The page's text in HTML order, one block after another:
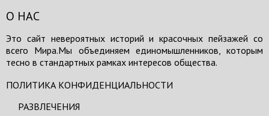
О НАС
Это сайт невероятных историй и красочных пейзажей со
всего Мира.Мы объединяем единомышленников, которым
тесно в стандартных рамках интересов общества.
ПОЛИТИКА КОНФИДЕНЦИАЛЬНОСТИ
РАЗВЛЕЧЕНИЯ